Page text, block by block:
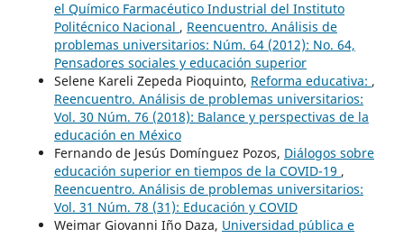
el Químico Farmacéutico Industrial del Instituto
Politécnico Nacional , Reencuentro. Análisis de
problemas universitarios: Núm. 64 (2012): No. 64,
Pensadores sociales y educación superior
Selene Kareli Zepeda Pioquinto, Reforma educativa: ,
Reencuentro. Análisis de problemas universitarios:
Vol. 30 Núm. 76 (2018): Balance y perspectivas de la
educación en México
Fernando de Jesús Domínguez Pozos, Diálogos sobre
educación superior en tiempos de la COVID-19 ,
Reencuentro. Análisis de problemas universitarios:
Vol. 31 Núm. 78 (31): Educación y COVID
Weimar Giovanni Iño Daza, Universidad pública e